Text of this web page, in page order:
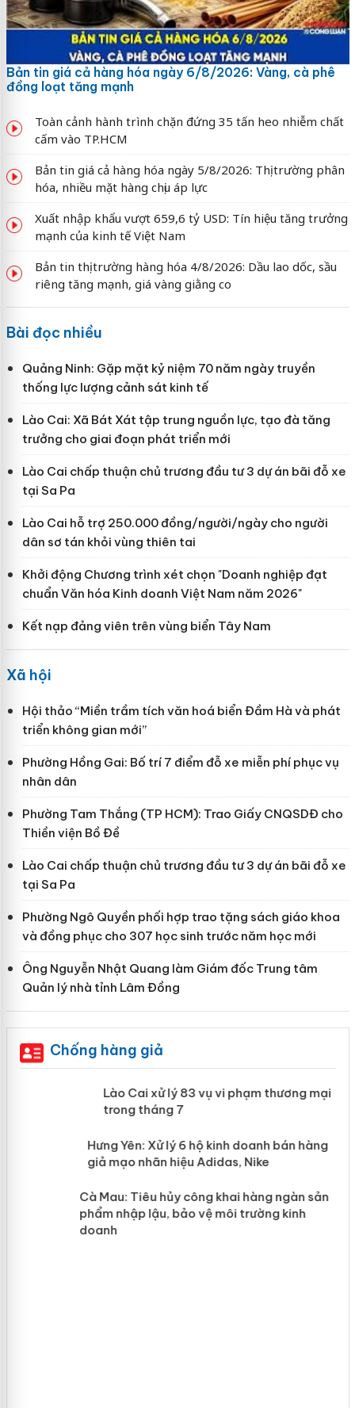
Bản tin giá cả hàng hóa ngày 6/8/2026: Vàng, cà phê
đồng loạt tăng mạnh
Toàn cảnh hành trình chặn đứng 35 tấn heo nhiễm chất
cấm vào TP.HCM
Bản tin giá cả hàng hóa ngày 5/8/2026: Thị trường phân
hóa, nhiều mặt hàng chịu áp lực
Xuất nhập khẩu vượt 659,6 tỷ USD: Tín hiệu tăng trưởng
mạnh của kinh tế Việt Nam
Bản tin thị trường hàng hóa 4/8/2026: Dầu lao dốc, sầu
riêng tăng mạnh, giá vàng giằng co
Bài đọc nhiều
Quảng Ninh: Gặp mặt kỷ niệm 70 năm ngày truyền
thống lực lượng cảnh sát kinh tế
Lào Cai: Xã Bát Xát tập trung nguồn lực, tạo đà tăng
trưởng cho giai đoạn phát triển mới
Lào Cai chấp thuận chủ trương đầu tư 3 dự án bãi đỗ xe
tại Sa Pa
Lào Cai hỗ trợ 250.000 đồng/người/ngày cho người
dân sơ tán khỏi vùng thiên tai
Khởi động Chương trình xét chọn "Doanh nghiệp đạt
chuẩn Văn hóa Kinh doanh Việt Nam năm 2026"
Kết nạp đảng viên trên vùng biển Tây Nam
Xã hội
Hội thảo “Miền trầm tích văn hoá biển Đầm Hà và phát
triển không gian mới”
Phường Hồng Gai: Bố trí 7 điểm đỗ xe miễn phí phục vụ
nhân dân
Phường Tam Thắng (TP HCM): Trao Giấy CNQSDĐ cho
Thiền viện Bồ Đề
Lào Cai chấp thuận chủ trương đầu tư 3 dự án bãi đỗ xe
tại Sa Pa
Phường Ngô Quyền phối hợp trao tặng sách giáo khoa
và đồng phục cho 307 học sinh trước năm học mới
Ông Nguyễn Nhật Quang làm Giám đốc Trung tâm
Quản lý nhà tỉnh Lâm Đồng
Chống hàng giả
Lào Cai xử lý 83 vụ vi phạm thương
mại trong tháng 7
Hưng Yên: Xử lý 6 hộ kinh doanh bán
hàng giả mạo nhãn hiệu Adidas, Nike